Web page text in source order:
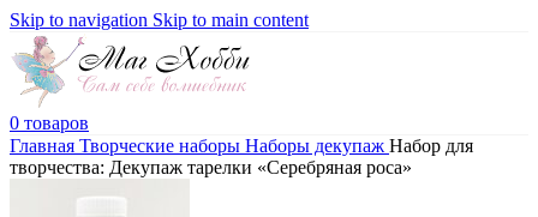
Skip to navigation Skip to main content
0 товаров
Главная Творческие наборы Наборы декупаж Набор для
творчества: Декупаж тарелки «Серебряная роса»